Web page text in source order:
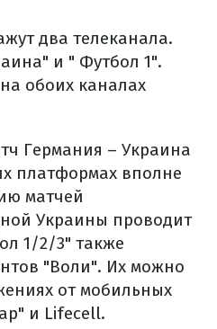
два телеканала.
и " Футбол 1".
обоих каналах
Германия – Украина
платформах вполне
матчей
Украины проводит
1/2/3" также
"Воли". Их можно
от мобильных
и Lifecell.